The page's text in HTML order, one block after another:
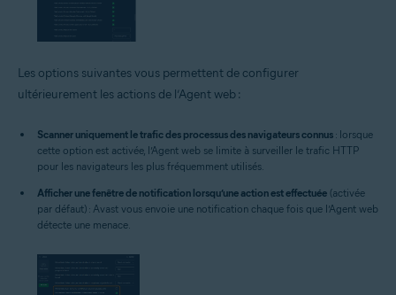
Les options suivantes vous permettent de configurer
ultérieurement les actions de l’Agent web :
Scanner uniquement le trafic des processus des navigateurs connus : lorsque
cette option est activée, l’Agent web se limite à surveiller le trafic HTTP
pour les navigateurs les plus fréquemment utilisés.
Afficher une fenêtre de notification lorsqu’une action est effectuée (activée
par défaut) : Avast vous envoie une notification chaque fois que l’Agent web
détecte une menace.